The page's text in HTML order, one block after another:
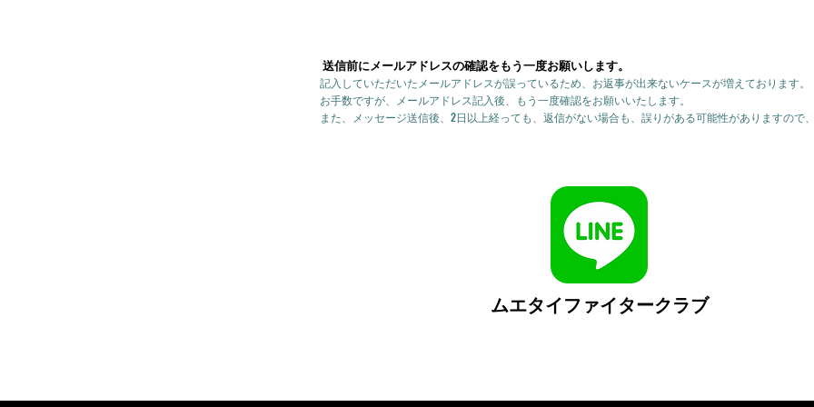
送信前にメールアドレスの確認をもう一度お願いします。
記入していただいたメールアドレスが誤っているため、お返事が出来ないケースが増えております。
お手数ですが、メールアドレス記入後、もう一度確認をお願いいたします。
また、メッセージ送信後、2日以上経っても、返信がない場合も、誤りがある可能性がありますので
ムエタイファイタークラブ